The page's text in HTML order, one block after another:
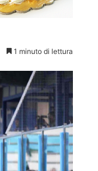
1 minuto di lettura